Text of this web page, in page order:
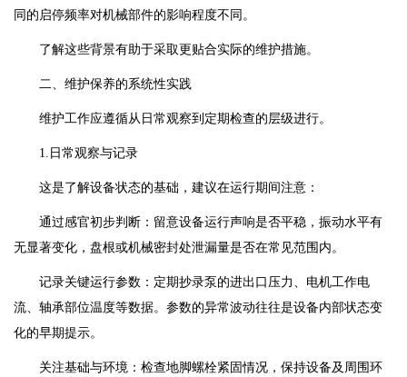
同的启停频率对机械部件的影响程度不同。
了解这些背景有助于采取更贴合实际的维护措施。
二、维护保养的系统性实践
维护工作应遵循从日常观察到定期检查的层级进行。
1.日常观察与记录
这是了解设备状态的基础，建议在运行期间注意：
通过感官初步判断：留意设备运行声响是否平稳，振动水平有
无显著变化，盘根或机械密封处泄漏量是否在常见范围内。
记录关键运行参数：定期抄录泵的进出口压力、电机工作电
流、轴承部位温度等数据。参数的异常波动往往是设备内部状态变
化的早期提示。
关注基础与环境：检查地脚螺栓紧固情况，保持设备及周围环